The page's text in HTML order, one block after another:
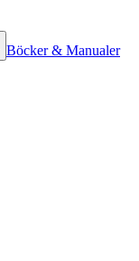
Böcker & Manualer